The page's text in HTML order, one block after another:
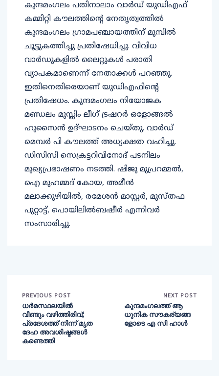
കുന്ദമംഗലം പതിനാലാം വാർഡ് യുഡിഎഫ്
കമ്മിറ്റി കൗലത്തിന്റെ നേതൃത്വത്തിൽ
കുന്ദമംഗലം ഗ്രാമപഞ്ചായത്തിന് മുമ്പിൽ
ചൂട്ടുകത്തിച്ചു പ്രതിഷേധിച്ചു. വിവിധ
വാർഡുകളിൽ ലൈറ്റുകൾ പരാതി
വ്യാപകമാണെന്ന് നേതാക്കൾ പറഞ്ഞു.
ഇതിനെതിരെയാണ് യുഡിഎഫിന്റെ
പ്രതിഷേധം. കുന്ദമംഗലം നിയോജക
മണ്ഡലം മുസ്ലിം ലീഗ് ട്രഷറർ ഒളോങ്ങൽ
ഹുസൈൻ ഉദ്ഘാടനം ചെയ്തു. വാർഡ്
മെമ്പർ പി കൗലത്ത് അധ്യക്ഷത വഹിച്ചു.
ഡിസിസി സെക്രട്ടറിവിനോദ് പടനിലം
മുഖ്യപ്രഭാഷണം നടത്തി. ഷിജു മുപ്രറമ്മൽ,
ഐ മുഹമ്മദ് കോയ, അമീൻ
മലാക്കുഴിയിൽ, രമേശൻ മാസ്റ്റർ, മുസ്തഫ
പുറ്റാട്ട്, പൊയിലിൽബഷീർ എന്നിവർ
സംസാരിച്ചു.
PREVIOUS POST
ധർമസ്ഥലയിൽ
വീണ്ടും വഴിത്തിരിവ്;
പ്രദേശത്ത് നിന്ന് മൃത
ദേഹ അവശിഷ്ടങ്ങൾ
കണ്ടെത്തി
NEXT POST
കുന്ദമംഗലത്ത് ആ
ധുനിക സൗകര്യങ്ങ
ളോടെ എ സി ഹാൾ